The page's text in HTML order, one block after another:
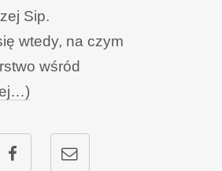
Sip.
wtedy, na czym
wśród